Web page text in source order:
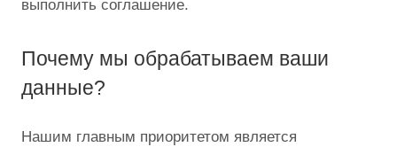
выполнить соглашение.
Почему мы обрабатываем ваши
данные?
Нашим главным приоритетом является